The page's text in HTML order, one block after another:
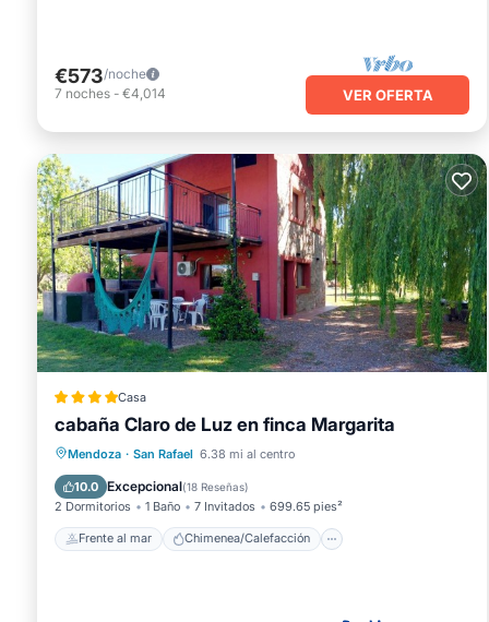
€573/noche
7 noches - €4,014 VER OFERTA
Casa
cabaña Claro de Luz en finca Margarita
Mendoza · San Rafael 6.38 mi al centro
10.0 Excepcional(18 Reseñas)
2 Dormitorios 1 Baño 7 Invitados 699.65 pies²
Frente al mar Chimenea/Calefacción
Frente al mar
Chimenea/Calefacción
Piscina
Vista al mar